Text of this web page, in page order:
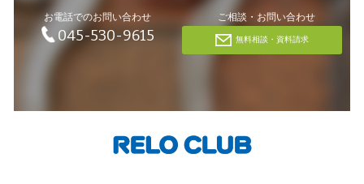
お電話でのお問い合わせ
045-530-9615
ご相談・お問い合わせ
無料相談・資料請求